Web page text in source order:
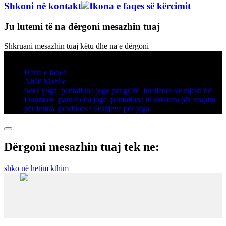
Shkoni në kontakt
Ju lutemi të na dërgoni mesazhin tuaj
Shkruani mesazhin tuaj këtu dhe na e dërgoni
Harta e faqes
AMP Mobile
Seks yuga pantallona joge për gratë furnizues veshjesh në
Dunmore pantallona joge pantallona të shkurtra për vrapim
për femra prodhues i veshjeve për joga
Dërgoni mesazhin tuaj tek ne:
shko në hetim kthim